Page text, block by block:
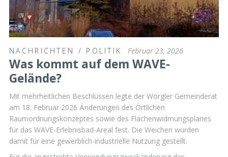
NACHRICHTEN / POLITIK Februar 23, 2026
Was kommt auf dem WAVE-
Gelände?
Mit mehrheitlichen Beschlüssen legte der Wörgler Gemeinderat
am 18. Februar 2026 Änderungen des Örtlichen
Raumordnungskonzeptes sowie des Flächenwidmungsplanes
für das WAVE-Erlebnisbad-Areal fest. Die Weichen wurden
damit für eine gewerblich-industrielle Nutzung gestellt.